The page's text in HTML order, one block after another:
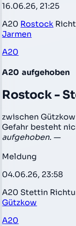
16.06.26, 21:25
A20 Rostock
Jarmen
A20
A20 aufgehoben
Rostock -
zwischen
Gefahr besteht
aufgehoben. —
Meldung
04.06.26, 23:58
A20 Stettin
Gützkow
A20